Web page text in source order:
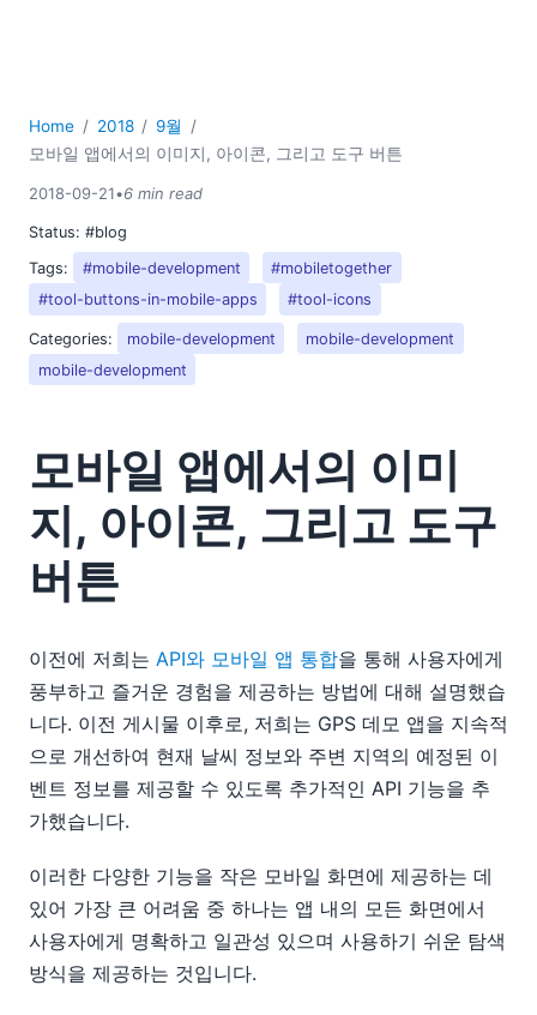
Home 2018
9월
모바일 앱에서의 이미지, 아이콘, 그리고 도구 버튼
2018-09-21•6 min read
Status: #blog
Tags:
#mobile-development
#mobiletogether
#tool-buttons-in-mobile-apps
#tool-icons
Categories: mobile-development
mobile-development
mobile-development
모바일 앱에서의 이미
지, 아이콘, 그리고 도구
버튼
이전에 저희는 API와 모바일 앱 통합을 통해 사용자에게
풍부하고 즐거운 경험을 제공하는 방법에 대해 설명했습
니다. 이전 게시물 이후로, 저희는 GPS 데모 앱을 지속적
으로 개선하여 현재 날씨 정보와 주변 지역의 예정된 이
벤트 정보를 제공할 수 있도록 추가적인 API 기능을 추
가했습니다.
이러한 다양한 기능을 작은 모바일 화면에 제공하는 데
있어 가장 큰 어려움 중 하나는 앱 내의 모든 화면에서
사용자에게 명확하고 일관성 있으며 사용하기 쉬운 탐색
방식을 제공하는 것입니다.